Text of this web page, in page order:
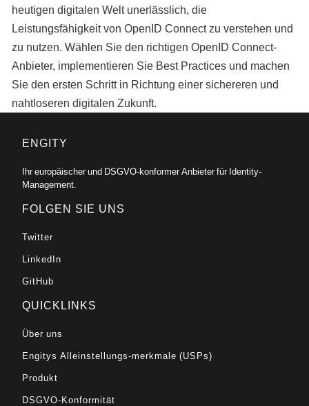
heutigen digitalen Welt unerlässlich, die
Leistungsfähigkeit von OpenID Connect zu verstehen und
zu nutzen. Wählen Sie den richtigen OpenID Connect-
Anbieter, implementieren Sie Best Practices und machen
Sie den ersten Schritt in Richtung einer sichereren und
nahtloseren digitalen Zukunft.
ENGITY
Ihr europäischer und DSGVO-konformer Anbieter für Identity-
Management.
FOLGEN SIE UNS
Twitter
LinkedIn
GitHub
QUICKLINKS
Über uns
Engitys Alleinstellungs-merkmale (USPs)
Produkt
DSGVO-Konformität